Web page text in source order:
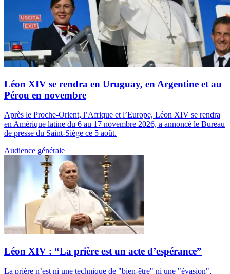
Léon XIV se rendra en Uruguay, en Argentine et au
Pérou en novembre
Après le Proche-Orient, l’Afrique et l’Europe, Léon XIV se rendra
en Amérique latine du 6 au 17 novembre 2026, a annoncé le Bureau
de presse du Saint-Siège ce 5 août.
Audience générale
Léon XIV : “La prière est un acte d’espérance”
La prière n’est ni une technique de "bien-être" ni une "évasion",